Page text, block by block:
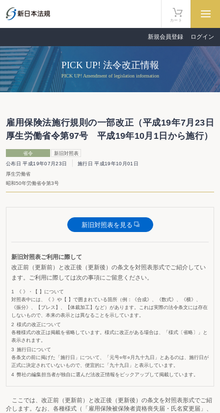
カート
新規会員登録 ログイン
PICK UP! 法令改正情報
PICK UP! Amendment of legislation information
雇用保険法施行規則の一部改正（平成19年7月23日
厚生労働省令第97号 平成19年10月1日から施行）
省令
新旧対照表
公布日 平成19年07月23日
施行日 平成19年10月01日
厚生労働省
昭和50年労働省令第3号
新旧対照表を見る
新旧対照表ご利用に際して
改正前（更新前）と改正後（更新後）の条文を対照表形式でご紹介してい
ます。ご利用に際しては次の事項にご留意ください。
《 》・【 】について
対照表中には、《 》や【 】で囲まれている箇所（例：《合成》、《数式》、《横》、
《振分》、【ブレス】、【体裁加工】など）があります。これは実際の法令条文には存在
しないもので、本来の表示とは異なることを示しています。
様式の改正について
各種様式の改正は掲載を省略しています。様式に改正がある場合は、「様式〔省略〕」と
表示されます。
施行日について
各条文の前に掲げた「施行日」について、「元号○年○月九十九日」とあるのは、施行日が
正式に決定されていないもので、便宜的に「九十九日」と表示しています。
弊社の編集担当者が独自に選んだ法改正情報をピックアップして掲載しています。
ここでは、改正前（更新前）と改正後（更新後）の条文を対照表形式でご紹
介します。なお、各種様式（「雇用保険被保険者資格喪失届・氏名変更届」、